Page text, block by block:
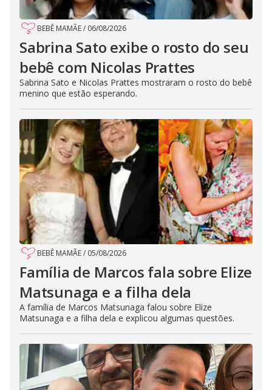
BEBÊ MAMÃE/ 06/08/2026
Sabrina Sato exibe o rosto do seu
bebê com Nicolas Prattes
Sabrina Sato e Nicolas Prattes mostraram o rosto do bebê
menino que estão esperando.
BEBÊ MAMÃE/ 05/08/2026
Família de Marcos fala sobre Elize
Matsunaga e a filha dela
A família de Marcos Matsunaga falou sobre Elize
Matsunaga e a filha dela e explicou algumas questões.